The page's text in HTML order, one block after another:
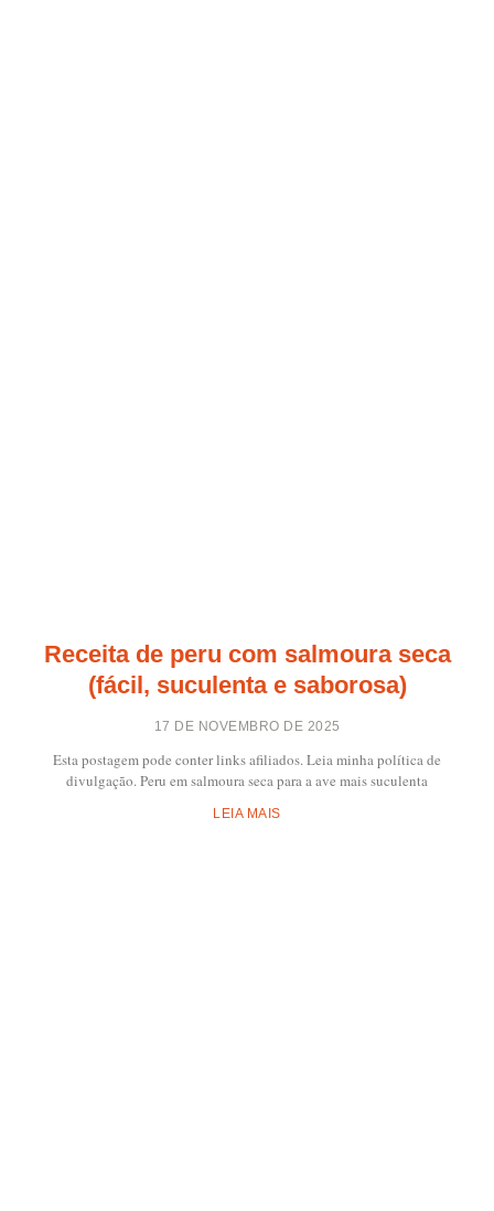
Receita de peru com salmoura seca
(fácil, suculenta e saborosa)
17 DE NOVEMBRO DE 2025
Esta postagem pode conter links afiliados. Leia minha política de
divulgação. Peru em salmoura seca para a ave mais suculenta
LEIA MAIS